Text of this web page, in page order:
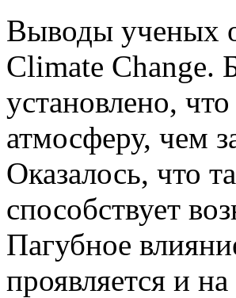
Выводы ученых
Climate Change.
установлено,
атмосферу, чем
Оказалось, что
способствует
Пагубное
проявляется и